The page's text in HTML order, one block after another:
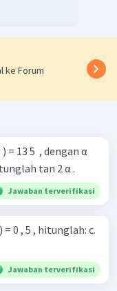
ke Forum
= 13 5 ​ , dengan α
tan 2 α .
Jawaban terverifikasi
0 , 5 , hitunglah: c.
Jawaban terverifikasi